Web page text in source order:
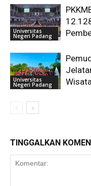
Universitas
Negeri Padang
Universitas
Negeri Padang
TINGGALKAN